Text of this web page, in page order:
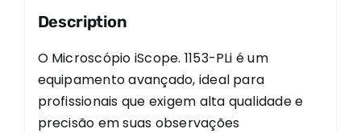
Description
O Microscópio iScope. 1153-PLi é um
equipamento avançado, ideal para
profissionais que exigem alta qualidade e
precisão em suas observações